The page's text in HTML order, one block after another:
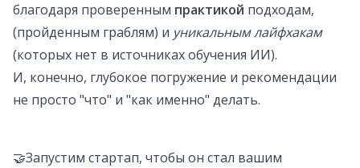
благодаря проверенным практикой подходам,
(пройденным граблям) и уникальным лайфхакам
(которых нет в источниках обучения ИИ).
И, конечно, глубокое погружение и рекомендации
не просто "что" и "как именно" делать.
🤝Запустим стартап, чтобы он стал вашим